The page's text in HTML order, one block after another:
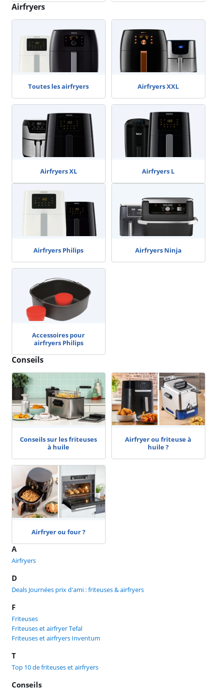
Airfryers
Toutes les airfryers Airfryers XXL
Airfryers XL Airfryers L
Airfryers Philips Airfryers Ninja
Accessoires pour
airfryers Philips
Conseils
Conseils sur les friteuses
à huile
Airfryer ou friteuse à
huile ?
Airfryer ou four ?
A
Airfryers
D
Deals Journées prix d'ami : friteuses & airfryers
F
Friteuses
Friteuses et airfryer Tefal
Friteuses et airfryers Inventum
T
Top 10 de friteuses et airfryers
Conseils